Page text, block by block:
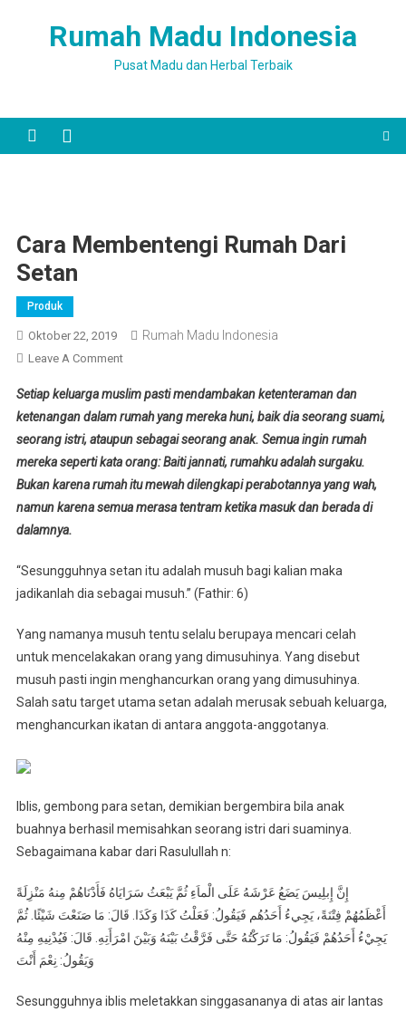
Rumah Madu Indonesia
Pusat Madu dan Herbal Terbaik
Cara Membentengi Rumah Dari
Setan
Produk
Oktober 22, 2019 Rumah Madu Indonesia
Leave A CommentOn
Membentengi
Rumah
Dari
Setan
Setiap keluarga muslim pasti mendambakan ketenteraman dan
ketenangan dalam rumah yang mereka huni, baik dia seorang suami,
seorang istri, ataupun sebagai seorang anak. Semua ingin rumah
mereka seperti kata orang: Baiti jannati, rumahku adalah surgaku.
Bukan karena rumah itu mewah dilengkapi perabotannya yang wah,
namun karena semua merasa tentram ketika masuk dan berada di
dalamnya.
“Sesungguhnya setan itu adalah musuh bagi kalian maka
jadikanlah dia sebagai musuh.” (Fathir: 6)
Yang namanya musuh tentu selalu berupaya mencari celah
untuk mencelakakan orang yang dimusuhinya. Yang disebut
musuh pasti ingin menghancurkan orang yang dimusuhinya.
Salah satu target utama setan adalah merusak sebuah keluarga,
menghancurkan ikatan di antara anggota-anggotanya.
Iblis, gembong para setan, demikian bergembira bila anak
buahnya berhasil memisahkan seorang istri dari suaminya.
Sebagaimana kabar dari Rasulullah n:
إِنَّ إِبلِيسَ يَضَعُ عَرْشَهُ عَلَى الْماَءِ ثُمَّ يَبْعَثُ سَرَايَاهُ فَأَدْنَاهُمْ مِنهُ مَنْزِلَةً
أَعْظَمُهُمْ فِتْنَةً، يَجِيءُ أَحَدُهُم فَيَقُولُ: فَعَلْتُ كَذَا وَكَذَا. قَالَ: مَا صَنَعْتَ شَيْئًا. ثُمَّ
يَجِيْءُ أَحَدُهُمْ فَيَقُولُ: مَا تَرَكْتُهُ حَتَّى فَرَّقْتُ بَيْنَهُ وَبَيْنَ امْرَأَتِهِ. قَالَ: فَيُدْنِيهِ مِنْهُ
وَيَقُولُ: نِعْمَ أَنْتَ
Sesungguhnya iblis meletakkan singgasananya di atas air lantas